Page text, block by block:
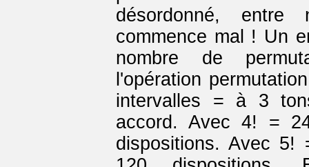
désordonné,
commence mal ! Un
nombre de
l'opération
intervalles = à 3
accord. Avec 4! =
dispositions. Avec